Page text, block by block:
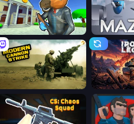
Bank Robbery 3 Mazean
Modern Cannon Strike Iron Legion